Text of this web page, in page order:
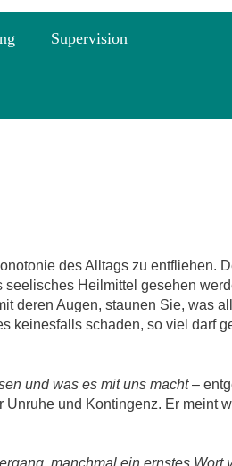
Supervision
des Alltags zu entfliehen.
Heilmittel gesehen
deren Augen, staunen Sie, was
keinesfalls schaden, so viel darf
und was es mit uns macht–
und Kontingenz. Er meint